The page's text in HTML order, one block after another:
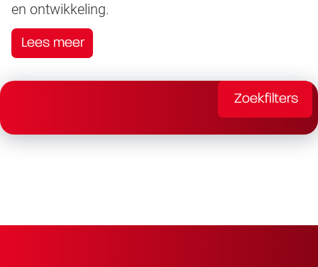
en ontwikkeling.
Lees meer
Zoekfilters